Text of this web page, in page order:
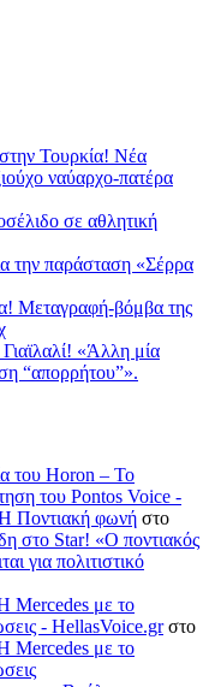
Τουρκία! Νέα
ναύαρχο-πατέρα
σε αθλητική
παράσταση «Σέρρα
Μεταγραφή-βόμβα της
«Άλλη μία
“απορρήτου”».
του Horon – Το
του Pontos Voice -
Ποντιακή φωνή στο
στο Star! «Ο ποντιακός
για πολιτιστικό
Mercedes με το
- HellasVoice.grστο
Mercedes με το